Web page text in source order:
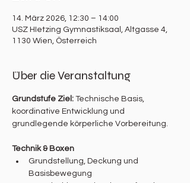
14. März 2026, 12:30 – 14:00
USZ HIetzing Gymnastiksaal, Altgasse 4,
1130 Wien, Österreich
Über die Veranstaltung
Grundstufe Ziel: Technische Basis,
koordinative Entwicklung und
grundlegende körperliche Vorbereitung.
Technik & Boxen
Grundstellung, Deckung und
Basisbewegung